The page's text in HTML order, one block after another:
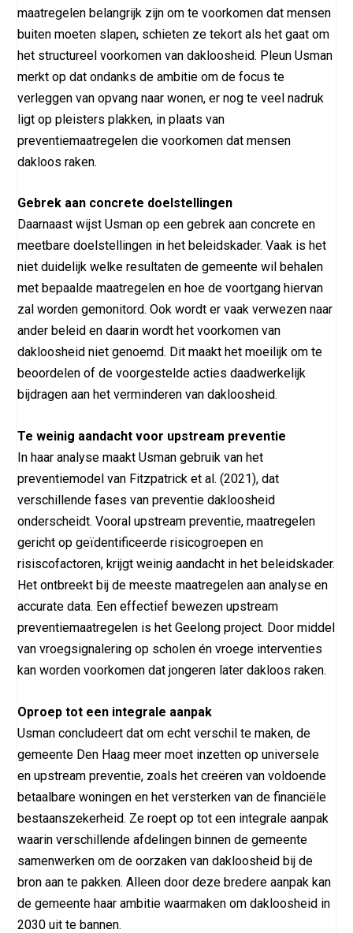
maatregelen belangrijk zijn om te voorkomen dat mensen
buiten moeten slapen, schieten ze tekort als het gaat om
het structureel voorkomen van dakloosheid. Pleun Usman
merkt op dat ondanks de ambitie om de focus te
verleggen van opvang naar wonen, er nog te veel nadruk
ligt op pleisters plakken, in plaats van
preventiemaatregelen die voorkomen dat mensen
dakloos raken.
Gebrek aan concrete doelstellingen
Daarnaast wijst Usman op een gebrek aan concrete en
meetbare doelstellingen in het beleidskader. Vaak is het
niet duidelijk welke resultaten de gemeente wil behalen
met bepaalde maatregelen en hoe de voortgang hiervan
zal worden gemonitord. Ook wordt er vaak verwezen naar
ander beleid en daarin wordt het voorkomen van
dakloosheid niet genoemd. Dit maakt het moeilijk om te
beoordelen of de voorgestelde acties daadwerkelijk
bijdragen aan het verminderen van dakloosheid.
Te weinig aandacht voor upstream preventie
In haar analyse maakt Usman gebruik van het
preventiemodel van Fitzpatrick et al. (2021), dat
verschillende fases van preventie dakloosheid
onderscheidt. Vooral upstream preventie, maatregelen
gericht op geïdentificeerde risicogroepen en
risiscofactoren, krijgt weinig aandacht in het beleidskader.
Het ontbreekt bij de meeste maatregelen aan analyse en
accurate data. Een effectief bewezen upstream
preventiemaatregelen is het Geelong project. Door middel
van vroegsignalering op scholen én vroege interventies
kan worden voorkomen dat jongeren later dakloos raken.
Oproep tot een integrale aanpak
Usman concludeert dat om echt verschil te maken, de
gemeente Den Haag meer moet inzetten op universele
en upstream preventie, zoals het creëren van voldoende
betaalbare woningen en het versterken van de financiële
bestaanszekerheid. Ze roept op tot een integrale aanpak
waarin verschillende afdelingen binnen de gemeente
samenwerken om de oorzaken van dakloosheid bij de
bron aan te pakken. Alleen door deze bredere aanpak kan
de gemeente haar ambitie waarmaken om dakloosheid in
2030 uit te bannen.